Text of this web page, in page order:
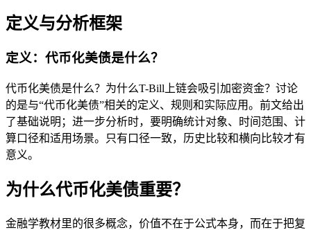
定义与分析框架
定义：代币化美债是什么？
代币化美债是什么？为什么T-Bill上链会吸引加密资金？讨论
的是与“代币化美债”相关的定义、规则和实际应用。前文给出
了基础说明；进一步分析时，要明确统计对象、时间范围、计
算口径和适用场景。只有口径一致，历史比较和横向比较才有
意义。
为什么代币化美债重要？
金融学教材里的很多概念，价值不在于公式本身，而在于把复